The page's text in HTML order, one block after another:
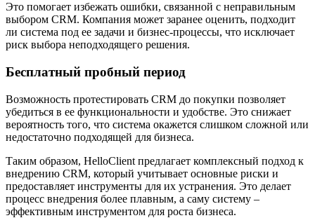
Это помогает избежать ошибки, связанной с неправильным
выбором CRM. Компания может заранее оценить, подходит
ли система под ее задачи и бизнес-процессы, что исключает
риск выбора неподходящего решения.
Бесплатный пробный период
Возможность протестировать CRM до покупки позволяет
убедиться в ее функциональности и удобстве. Это снижает
вероятность того, что система окажется слишком сложной или
недостаточно подходящей для бизнеса.
Таким образом, HelloClient предлагает комплексный подход к
внедрению CRM, который учитывает основные риски и
предоставляет инструменты для их устранения. Это делает
процесс внедрения более плавным, а саму систему –
эффективным инструментом для роста бизнеса.